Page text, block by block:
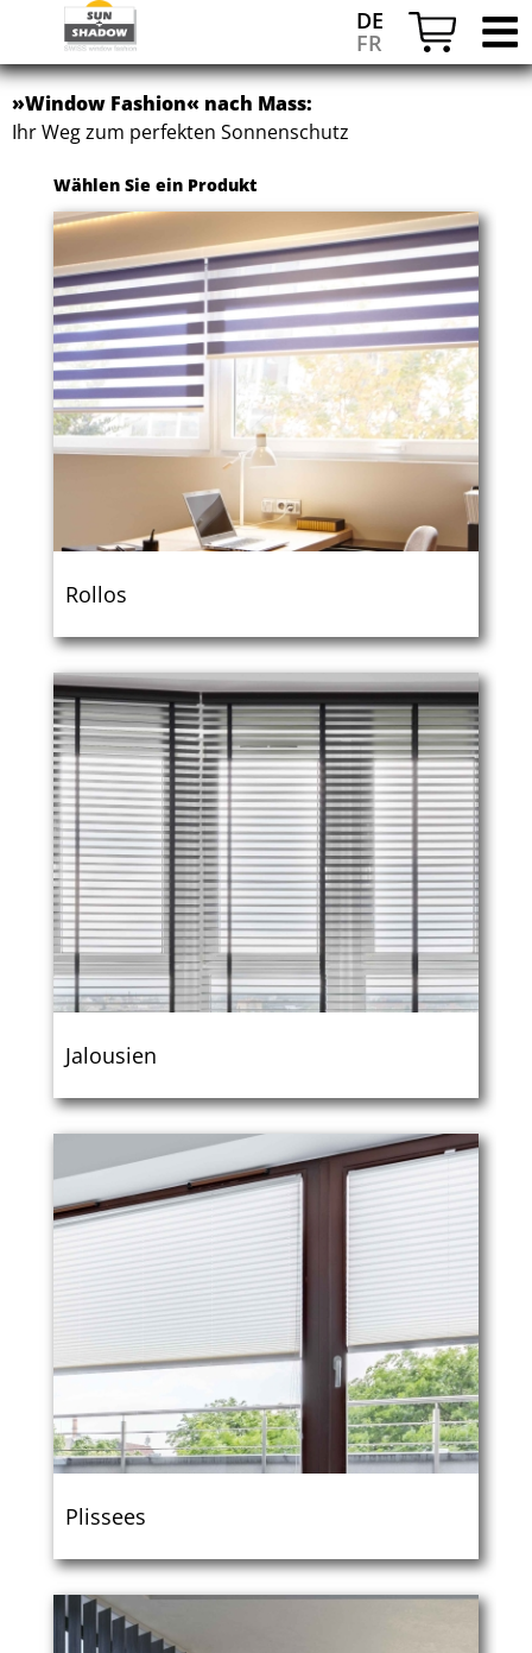
DE
FR
»Window Fashion« nach Mass:
Ihr Weg zum perfekten Sonnenschutz
Wählen Sie ein Produkt
Rollos
Jalousien
Plissees